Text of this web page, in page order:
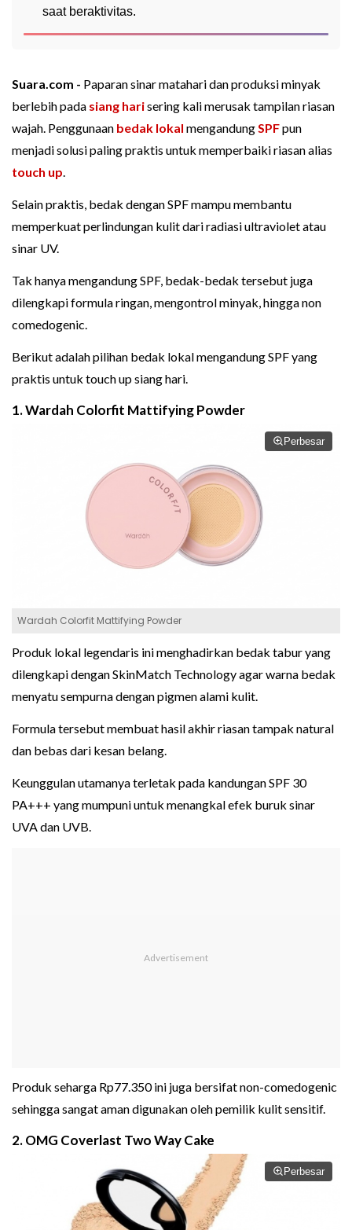
saat beraktivitas.
Suara.com - Paparan sinar matahari dan produksi minyak
berlebih pada siang harisering kali merusak tampilan riasan
wajah. Penggunaan bedak lokal mengandungSPFpun
menjadi solusi paling praktis untuk memperbaiki riasan alias
touch up.
Selain praktis, bedak dengan SPF mampu membantu
memperkuat perlindungan kulit dari radiasi ultraviolet atau
sinar UV.
Tak hanya mengandung SPF, bedak-bedak tersebut juga
dilengkapi formula ringan, mengontrol minyak, hingga non
comedogenic.
Berikut adalah pilihan bedak lokal mengandung SPF yang
praktis untuk touch up siang hari.
1. Wardah Colorfit Mattifying Powder
Perbesar
Wardah Colorfit Mattifying Powder
Produk lokal legendaris ini menghadirkan bedak tabur yang
dilengkapi dengan SkinMatch Technology agar warna bedak
menyatu sempurna dengan pigmen alami kulit.
Formula tersebut membuat hasil akhir riasan tampak natural
dan bebas dari kesan belang.
Keunggulan utamanya terletak pada kandungan SPF 30
PA+++ yang mumpuni untuk menangkal efek buruk sinar
UVA dan UVB.
Produk seharga Rp77.350 ini juga bersifat non-comedogenic
sehingga sangat aman digunakan oleh pemilik kulit sensitif.
2. OMG Coverlast Two Way Cake
Perbesar